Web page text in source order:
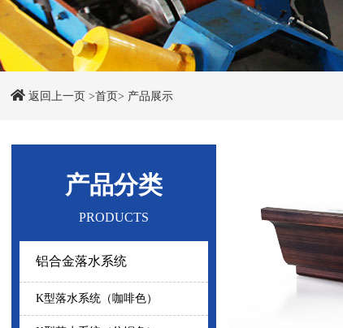
返回上一页 >首页> 产品展示
产品分类
PRODUCTS
铝合金落水系统
K型落水系统（咖啡色）